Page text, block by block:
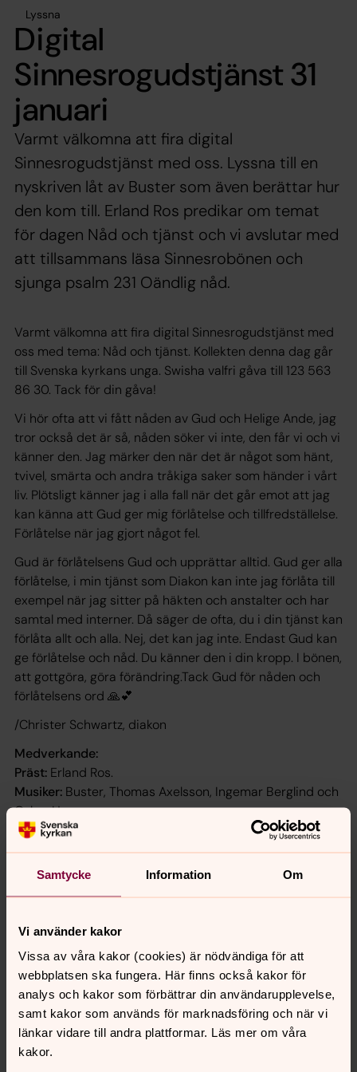
Samtycke Information Om
Vi använder kakor
Vissa av våra kakor (cookies) är nödvändiga för att
webbplatsen ska fungera. Här finns också kakor för
analys och kakor som förbättrar din användarupplevelse,
samt kakor som används för marknadsföring och när vi
länkar vidare till andra plattformar. Läs mer om våra
kakor.
Lyssna
Digital
Sinnesrogudstjänst 31
januari
Varmt välkomna att fira digital
Sinnesrogudstjänst med oss. Lyssna till en
nyskriven låt av Buster som även berättar hur
den kom till. Erland Ros predikar om temat
för dagen Nåd och tjänst och vi avslutar med
att tillsammans läsa Sinnesrobönen och
sjunga psalm 231 Oändlig nåd.
Varmt välkomna att fira digital Sinnesrogudstjänst med
oss med tema: Nåd och tjänst. Kollekten denna dag går
till Svenska kyrkans unga. Swisha valfri gåva till 123 563
86 30. Tack för din gåva!
Vi hör ofta att vi fått nåden av Gud och Helige Ande, jag
tror också det är så, nåden söker vi inte, den får vi och vi
känner den. Jag märker den när det är något som hänt,
tvivel, smärta och andra tråkiga saker som händer i vårt
liv. Plötsligt känner jag i alla fall när det går emot att jag
kan känna att Gud ger mig förlåtelse och tillfredställelse.
Förlåtelse när jag gjort något fel.
Gud är förlåtelsens Gud och upprättar alltid. Gud ger alla
förlåtelse, i min tjänst som Diakon kan inte jag förlåta till
exempel när jag sitter på häkten och anstalter och har
samtal med interner. Då säger de ofta, du i din tjänst kan
förlåta allt och alla. Nej, det kan jag inte. Endast Gud kan
ge förlåtelse och nåd. Du känner den i din kropp. I bönen,
att gottgöra, göra förändring.Tack Gud för nåden och
förlåtelsens ord 🙏💕
/Christer Schwartz, diakon
Medverkande:
Präst: Erland Ros.
Musiker: Buster, Thomas Axelsson, Ingemar Berglind och
Oskar Hanson.
Videoproduktion:
Se gudstjänsten här ››
För att se innehållet behöver du acceptera kakor
för marknadsföring.
Se videon på YouTube i stället.
Ändra inställningar